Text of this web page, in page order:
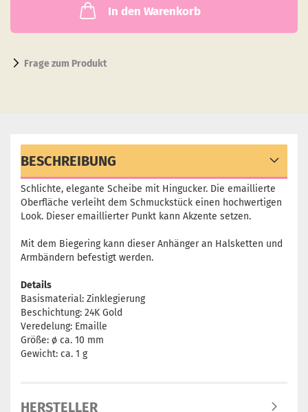
In den Warenkorb
Frage zum Produkt
BESCHREIBUNG
Schlichte, elegante Scheibe mit Hingucker. Die emaillierte
Oberfläche verleiht dem Schmuckstück einen hochwertigen
Look. Dieser emaillierter Punkt kann Akzente setzen.
Mit dem Biegering kann dieser Anhänger an Halsketten und
Armbändern befestigt werden.
Details
Basismaterial: Zinklegierung
Beschichtung: 24K Gold
Veredelung: Emaille
Größe: ø ca. 10 mm
Gewicht: ca. 1 g
HERSTELLER